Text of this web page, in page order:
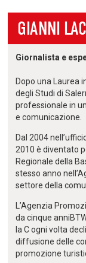
GIANNI
Giornalista e
Dopo una Laurea
degli Studi di
professionale in
e comunicazione.
Dal 2004
2010 è diventato
Regionale della
stesso anno
settore della
L’Agenzia
da cinque
la C ogni volta
diffusione delle
promozione